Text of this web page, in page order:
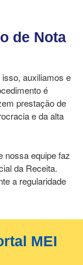
de Nota
auxiliamos e
é
prestação de
e da alta
nossa equipe faz
da Receita.
a regularidade
MEI